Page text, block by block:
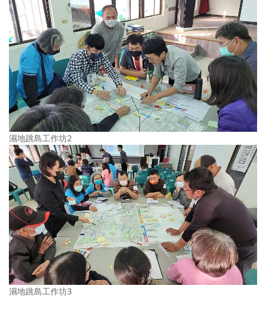
濕地跳島工作坊2
濕地跳島工作坊3